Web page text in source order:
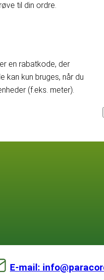
til din ordre.
en rabatkode, der
kan kun bruges, når du
(f.eks. meter).
E-mail: